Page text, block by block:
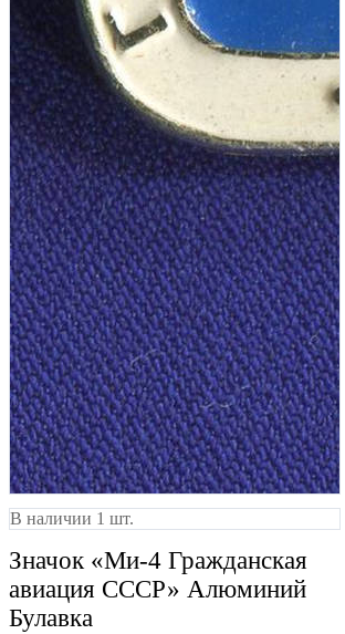
В наличии 1 шт.
Значок «Ми-4 Гражданская
авиация СССР» Алюминий
Булавка